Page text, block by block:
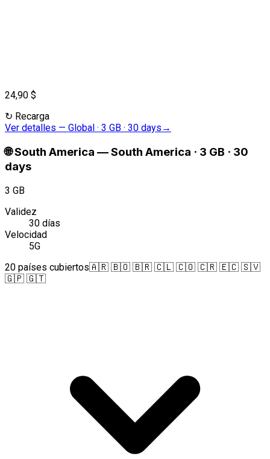
24,90 $
↻ Recarga
Ver detalles — Global · 3 GB · 30 days →
🌐South America —South America · 3 GB · 30
days
3 GB
Validez
30 días
Velocidad
5G
20 países cubiertos🇦🇷 🇧🇴 🇧🇷 🇨🇱 🇨🇴 🇨🇷 🇪🇨 🇸🇻
🇬🇵 🇬🇹